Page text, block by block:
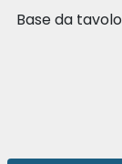
Base da